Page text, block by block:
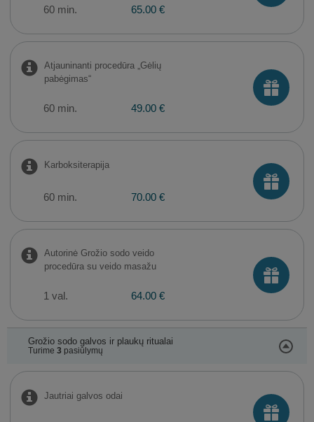
60 min. 65.00 €
Atjauninanti procedūra „Gėlių
pabėgimas“
60 min. 49.00 €
Karboksiterapija
60 min. 70.00 €
Autorinė Grožio sodo veido
procedūra su veido masažu
1 val. 64.00 €
Grožio sodo galvos ir plaukų ritualai
Turime 3 pasiūlymų
Jautriai galvos odai